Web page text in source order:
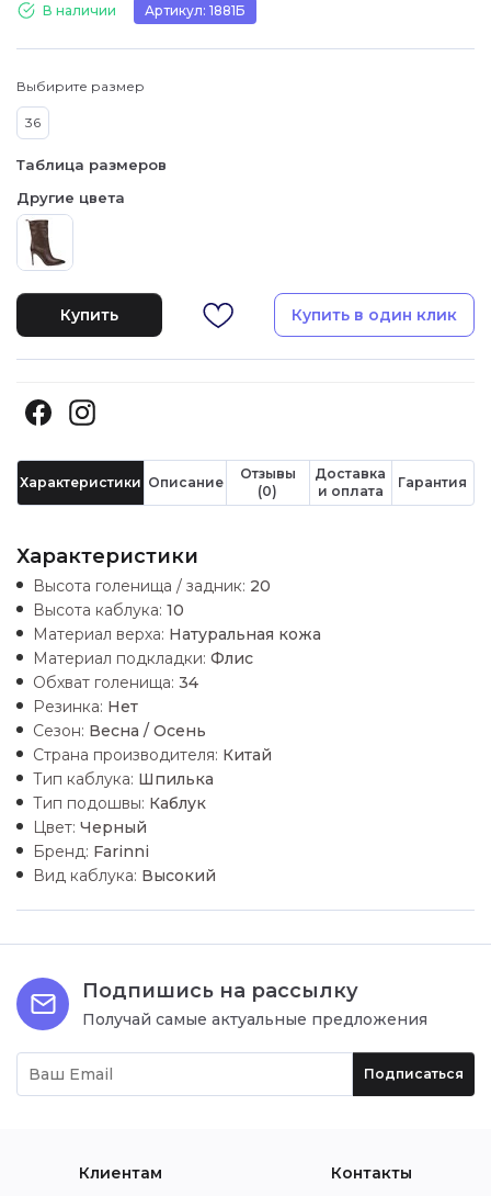
В наличии Артикул: 1881Б
Выбирите размер
36
Таблица размеров
Другие цвета
Купить Купить в один клик
Характеристики Описание
Отзывы
(0)
Доставка
и оплата
Гарантия
Характеристики
Высота голенища / задник: 20
Высота каблука: 10
Материал верха: Натуральная кожа
Материал подкладки: Флис
Обхват голенища: 34
Резинка: Нет
Сезон: Весна / Осень
Страна производителя: Китай
Тип каблука: Шпилька
Тип подошвы: Каблук
Цвет: Черный
Бренд: Farinni
Вид каблука: Высокий
Подпишись на рассылку
Получай самые актуальные предложения
Подписаться
Клиентам Контакты